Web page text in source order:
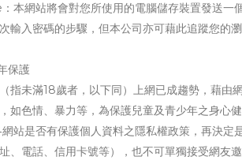
：本網站將會對您所使用的電腦儲存裝置發送
輸入密碼的步驟，但本公司亦可藉此追蹤您的瀏
保護
指未滿18歲者，以下同）上網已成趨勢，藉
如色情、暴力等，為保護兒童及青少年之身心
網站是否有保護個人資料之隱私權政策，再決
址、電話、信用卡號等），也不可單獨接受網友